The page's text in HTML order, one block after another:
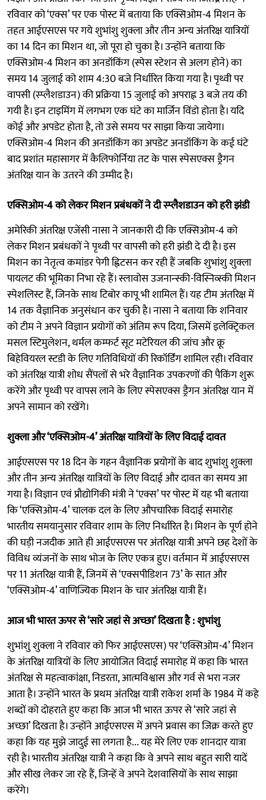
रविवार को ‘एक्स’ पर एक पोस्ट में बताया कि एक्सिओम-4 मिशन के
तहत आईएसएस पर गये शुभांशु शुक्ला और तीन अन्य अंतरिक्ष यात्रियों
का 14 दिन का मिशन था, जो पूरा हो चुका है। उन्होंने बताया कि
एक्सिओम-4 मिशन का अनडॉकिंग (स्पेस स्टेशन से अलग होने) का
समय 14 जुलाई को शाम 4:30 बजे निर्धारित किया गया है। पृथ्वी पर
वापसी (स्प्लैशडाउन) की प्रक्रिया 15 जुलाई को अपराह्न 3 बजे तय की
गयी है। इन टाइमिंग में लगभग एक घंटे का मार्जिन विंडो होता है। यदि
कोई और अपडेट होता है, तो उसे समय पर साझा किया जायेगा।
एक्सिओम-4 मिशन की अनडॉकिंग का अपडेट अनडॉकिंग के कई घंटे
बाद प्रशांत महासागर में कैलिफोर्निया तट के पास स्पेसएक्स ड्रैगन
अंतरिक्ष यान के उतरने की उम्मीद है।
एक्सिओम-4 को लेकर मिशन प्रबंधकों ने दी स्प्लैशडाउन को हरी झंडी
अमेरिकी अंतरिक्ष एजेंसी नासा ने जानकारी दी कि एक्सिओम-4 को
लेकर मिशन प्रबंधकों ने पृथ्वी पर वापसी को हरी झंडी दे दी है। इस
मिशन का नेतृत्व कमांडर पेगी ह्विटसन कर रही हैं जबकि शुभांशु शुक्ला
पायलट की भूमिका निभा रहे हैं। स्लावोस उजनान्स्की-विस्निव्स्की मिशन
स्पेशलिस्ट हैं, जिनके साथ टिबोर कापू भी शामिल हैं। यह टीम अंतरिक्ष में
14 तक वैज्ञानिक अनुसंधान कर चुकी है। नासा ने बताया कि शनिवार
को टीम ने अपने विज्ञान प्रयोगों को अंतिम रूप दिया, जिसमें इलेक्ट्रिकल
मसल स्टिमुलेशन, थर्मल कम्फर्ट सूट मटेरियल की जांच और क्रू
बिहेवियरल स्टडी के लिए गतिविधियों की रिकॉर्डिंग शामिल रही। रविवार
को अंतरिक्ष यात्री शोध सैंपलों से भरे वैज्ञानिक उपकरणों की पैकिंग शुरू
करेंगे और पृथ्वी पर वापस लाने के लिए स्पेसएक्स ड्रैगन अंतरिक्ष यान में
अपने सामान को रखेंगे।
शुक्ला और ‘एक्सिओम-4’ अंतरिक्ष यात्रियों के लिए विदाई दावत
आईएसएस पर 18 दिन के गहन वैज्ञानिक प्रयोगों के बाद शुभांशु शुक्ला
और तीन अन्य अंतरिक्ष यात्रियों के लिए विदाई और दावत का समय आ
गया है। विज्ञान एवं प्रौद्योगिकी मंत्री ने ‘एक्स’ पर पोस्ट में यह भी बताया
कि ‘एक्सिओम-4’ चालक दल के लिए औपचारिक विदाई समारोह
भारतीय समयानुसार रविवार शाम के लिए निर्धारित है। मिशन के पूर्ण होने
की घड़ी नजदीक आते ही आईएसएस पर अंतरिक्ष यात्री अपने छह देशों के
विविध व्यंजनों के साथ भोज के लिए एकत्र हुए। वर्तमान में आईएसएस
पर 11 अंतरिक्ष यात्री हैं, जिनमें से ‘एक्सपीडिशन 73’ के सात और
‘एक्सिओम-4’ वाणिज्यिक मिशन के चार अंतरिक्ष यात्री हैं।
आज भी भारत ऊपर से ‘सारे जहां से अच्छा’ दिखता है : शुभांशु
शुभांशु शुक्ला ने रविवार को फिर आईएसएस) पर ‘एक्सिओम-4’ मिशन
के अंतरिक्ष यात्रियों के लिए आयोजित विदाई समारोह में कहा कि भारत
अंतरिक्ष से महत्वाकांक्षा, निडरता, आत्मविश्वास और गर्व से भरा नजर
आता है। उन्होंने भारत के प्रथम अंतरिक्ष यात्री राकेश शर्मा के 1984 में कहे
शब्दों को दोहराते हुए कहा कि आज भी भारत ऊपर से ‘सारे जहां से
अच्छा’ दिखता है। उन्होंने आईएसएस में अपने प्रवास का जिक्र करते हुए
कहा कि यह मुझे जादुई सा लगता है... यह मेरे लिए एक शानदार यात्रा
रही है। भारतीय अंतरिक्ष यात्री ने कहा कि वे अपने साथ बहुत सारी यादें
और सीख लेकर जा रहे हैं, जिन्हें वे अपने देशवासियों के साथ साझा
करेंगे।